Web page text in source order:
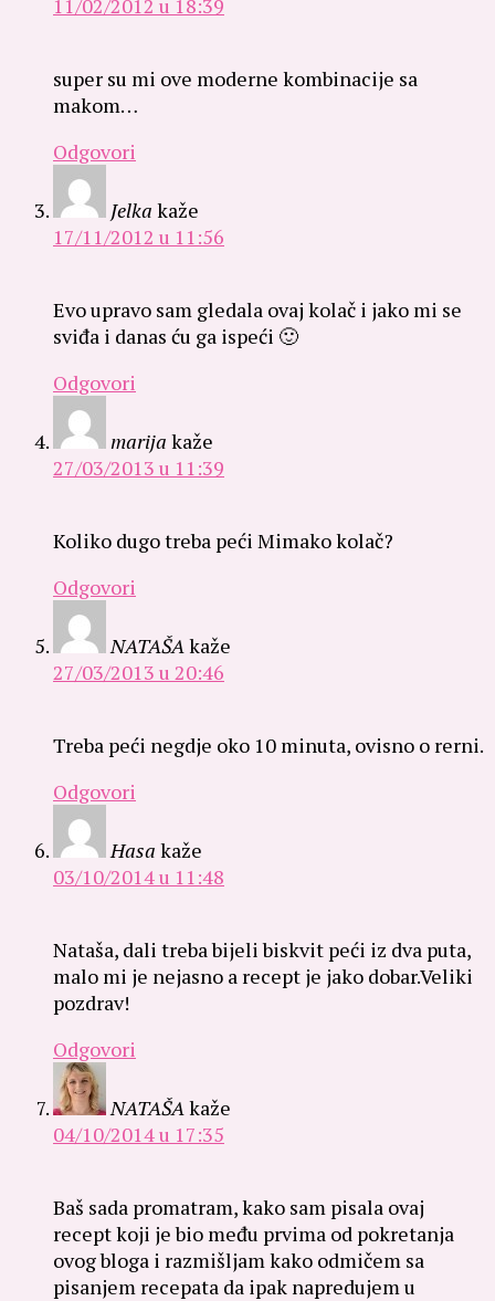
11/02/2012 u 18:39
super su mi ove moderne kombinacije sa
makom…
Odgovori
Jelka kaže
17/11/2012 u 11:56
Evo upravo sam gledala ovaj kolač i jako mi se
sviđa i danas ću ga ispeći 🙂
Odgovori
marija kaže
27/03/2013 u 11:39
Koliko dugo treba peći Mimako kolač?
Odgovori
NATAŠAkaže
27/03/2013 u 20:46
Treba peći negdje oko 10 minuta, ovisno o rerni.
Odgovori
Hasa kaže
03/10/2014 u 11:48
Nataša, dali treba bijeli biskvit peći iz dva puta,
malo mi je nejasno a recept je jako dobar.Veliki
pozdrav!
Odgovori
NATAŠAkaže
04/10/2014 u 17:35
Baš sada promatram, kako sam pisala ovaj
recept koji je bio među prvima od pokretanja
ovog bloga i razmišljam kako odmičem sa
pisanjem recepata da ipak napredujem u